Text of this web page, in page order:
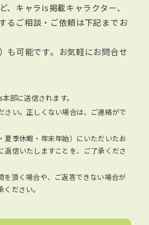
、キャラis掲載キャラクター、
る ご相談・ご依頼は下記までお
も可能です。お気軽にお問合せ
部に送信されます。
い。正しくない場合は、ご連絡がで
季休暇・年末年始）にいただいたお
返信いたしますことを、ご了承くださ
頂く場合や、ご返答できない場合が
ださい。